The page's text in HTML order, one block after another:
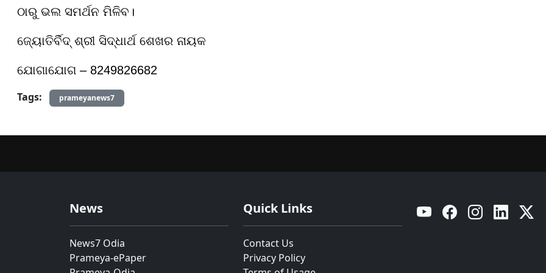
ଠାରୁ ଭଲ ସମର୍ଥନ ମିଳିବ।
ଜ୍ୟୋତିର୍ବିଦ୍ ଶ୍ରୀ ସିଦ୍ଧାର୍ଥ ଶେଖର ନାୟକ
ଯୋଗାଯୋଗ – 8249826682
Tags:
prameyanews7
News
News7 Odia
Prameya-ePaper
Quick Links
Contact Us
Privacy Policy
YouTube Facebook Instagram